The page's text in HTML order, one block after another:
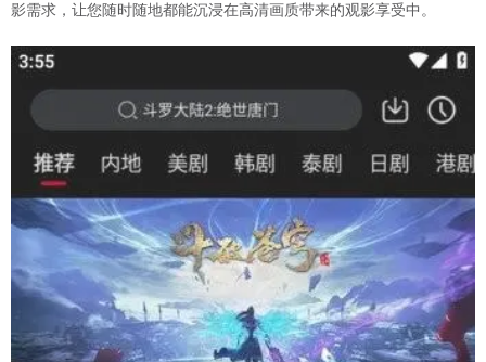
影需求，让您随时随地都能沉浸在高清画质带来的观影享受中。